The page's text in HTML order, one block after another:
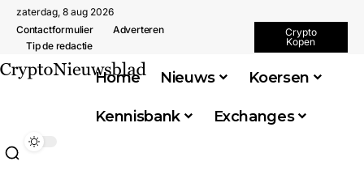
zaterdag, 8 aug 2026
Contactformulier
Adverteren
Tip de redactie
Crypto
Kopen
Home Nieuws Koersen
Kennisbank Exchanges